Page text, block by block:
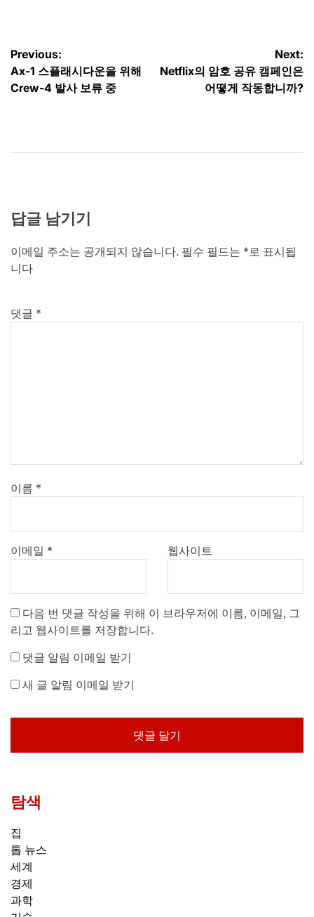
글
탐
Previous:
Ax-1 스플래시다운을 위해
Crew-4 발사 보류 중
Next:
Netflix의 암호 공유 캠페인은
어떻게 작동합니까?
답글 남기기
이메일 주소는 공개되지 않습니다. 필수 필드는 *로 표시됩
니다
댓글 *
이름 *
이메일 * 웹사이트
다음 번 댓글 작성을 위해 이 브라우저에 이름, 이메일, 그
리고 웹사이트를 저장합니다.
댓글 알림 이메일 받기
새 글 알림 이메일 받기
탐색
집
톱 뉴스
세계
경제
과학